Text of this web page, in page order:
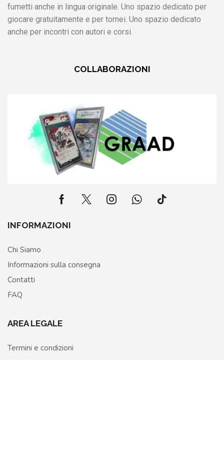
fumetti anche in lingua originale. Uno spazio dedicato per
giocare gratuitamente e per tornei. Uno spazio dedicato
anche per incontri con autori e corsi.
COLLABORAZIONI
INFORMAZIONI
Chi Siamo
Informazioni sulla consegna
Contatti
FAQ
AREA LEGALE
Termini e condizioni